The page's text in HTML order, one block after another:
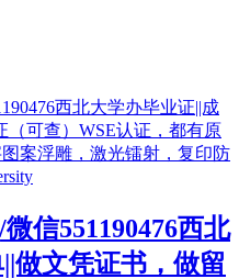
信551190476西北
做文凭证书，做留